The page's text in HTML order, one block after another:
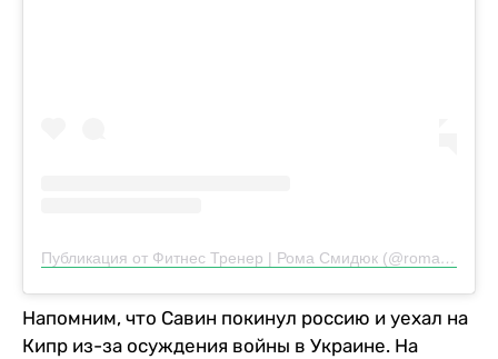
Публикация от Фитнес Тренер | Рома Смидюк (@romansmidyuk)
Напомним, что Савин покинул россию и уехал на
Кипр из-за осуждения войны в Украине. На